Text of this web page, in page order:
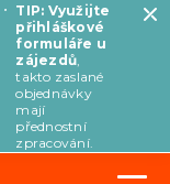
TIP: Využijte
přihláškové
formuláře u
zájezdů
takto zaslané
objednávky
mají
přednostní
zpracování.